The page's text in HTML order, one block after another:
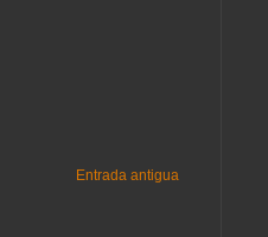
Entrada antigua